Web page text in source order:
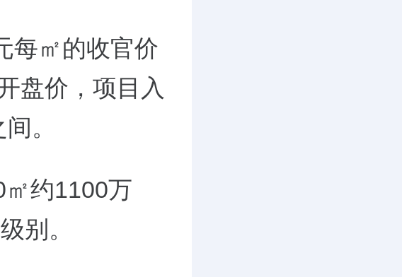
每㎡的收官价
盘价，项目入
。
约1100万
别。